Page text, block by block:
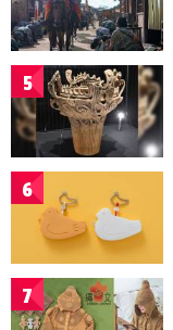
5
6
7